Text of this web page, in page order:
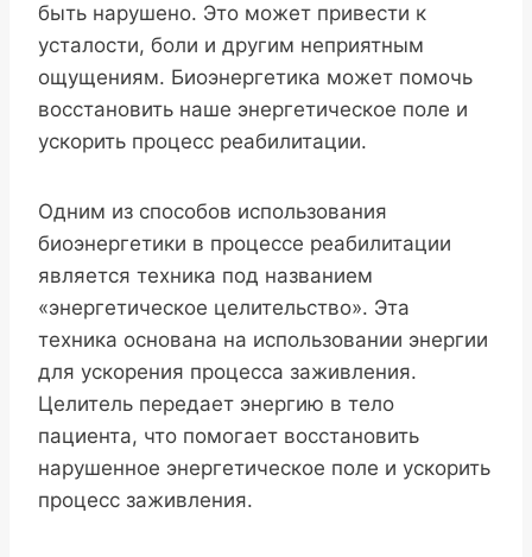
быть нарушено. Это может привести к
усталости, боли и другим неприятным
ощущениям. Биоэнергетика может помочь
восстановить наше энергетическое поле и
ускорить процесс реабилитации.
Одним из способов использования
биоэнергетики в процессе реабилитации
является техника под названием
«энергетическое целительство». Эта
техника основана на использовании энергии
для ускорения процесса заживления.
Целитель передает энергию в тело
пациента, что помогает восстановить
нарушенное энергетическое поле и ускорить
процесс заживления.